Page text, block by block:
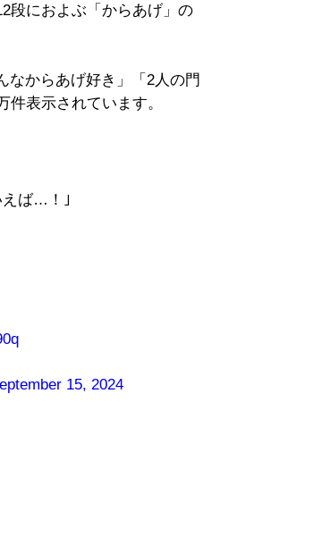
段におよぶ「からあげ」の
なからあげ好き」「2人の門
表示されています。
えば…！｣
15, 2024